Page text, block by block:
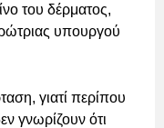
του δέρματος,
υπουργού
γιατί περίπου
γνωρίζουν ότι